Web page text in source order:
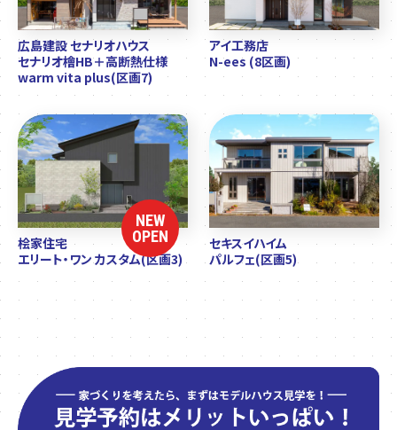
広島建設 セナリオハウス
セナリオ檜HB＋高断熱仕様
warm vita plus(区画7)
アイ工務店
N-ees (8区画)
NEW
OPEN
桧家住宅
エリート・ワン カスタム(区画3)
セキスイハイム
パルフェ(区画5)